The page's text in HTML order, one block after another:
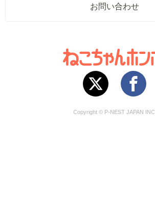
お問い合わせ
Copyright © P-NEST JAPAN INC.